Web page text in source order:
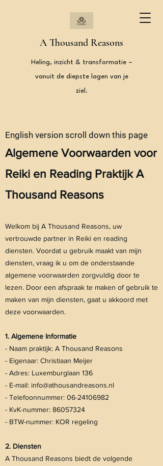
A Thousand Reasons
Heling, inzicht & transformatie –
vanuit de diepste lagen van je
ziel.
English version scroll down this page
Algemene Voorwaarden voor
Reiki en Reading Praktijk A
Thousand Reasons
Welkom bij A Thousand Reasons, uw
vertrouwde partner in Reiki en reading
diensten. Voordat u gebruik maakt van mijn
diensten, vraag ik u om de onderstaande
algemene voorwaarden zorgvuldig door te
lezen. Door een afspraak te maken of gebruik te
maken van mijn diensten, gaat u akkoord met
deze voorwaarden.
1. Algemene Informatie
- Naam praktijk: A Thousand Reasons
- Eigenaar: Christiaan Meijer
- Adres: Luxemburglaan 136
- E-mail: info@athousandreasons.nl
- Telefoonnummer: 06-24106982
- KvK-nummer: 86057324
- BTW-nummer: KOR regeling
2. Diensten
A Thousand Reasons biedt de volgende